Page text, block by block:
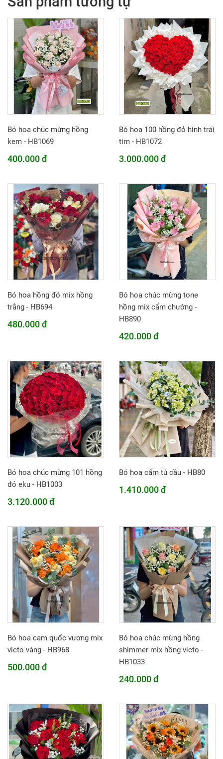
Bó hoa chúc mừng hồng
kem - HB1069
400.000 đ
Bó hoa 100 hồng đỏ hình trái
tim - HB1072
3.000.000 đ
Bó hoa hồng đỏ mix hồng
trắng - HB694
480.000 đ
Bó hoa chúc mừng tone
hồng mix cẩm chướng -
HB890
420.000 đ
Bó hoa chúc mừng 101 hồng
đỏ eku - HB1003
3.120.000 đ
Bó hoa cẩm tú cầu - HB80
1.410.000 đ
Bó hoa cam quốc vương mix
victo vàng - HB968
500.000 đ
Bó hoa chúc mừng hồng
shimmer mix hồng victo -
HB1033
240.000 đ